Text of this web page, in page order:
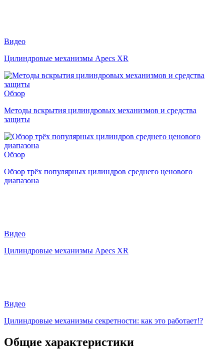
Видео
Цилиндровые механизмы Apecs XR
Обзор
Методы вскрытия цилиндровых механизмов и средства
защиты
Обзор
Обзор трёх популярных цилиндров среднего ценового
диапазона
Видео
Цилиндровые механизмы Apecs XR
Видео
Цилиндровые механизмы секретности: как это работает!?
Общие характеристики